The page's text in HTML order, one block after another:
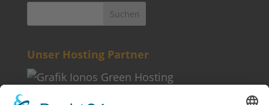
Unser Hosting Partner